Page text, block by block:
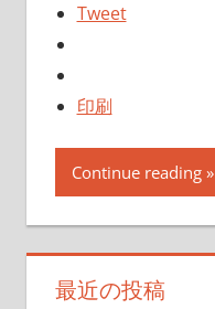
Tweet
印刷
Continue reading
最近の投稿